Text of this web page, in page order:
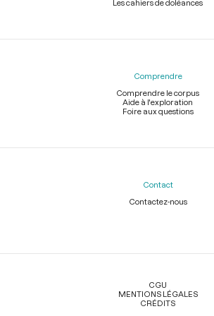
Les cahiers de doléances
Comprendre
Comprendre le corpus
Aide à l'exploration
Foire aux questions
Contact
Contactez-nous
Légal
CGU
MENTIONS LÉGALES
CRÉDITS